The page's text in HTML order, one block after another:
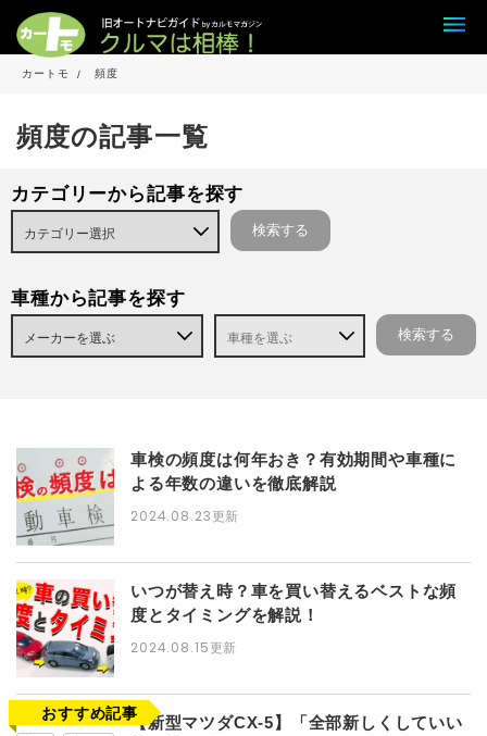
カートモ 頻度
頻度の記事一覧
カテゴリーから記事を探す
車種から記事を探す
車検の頻度は何年おき？有効期間や車種に
よる年数の違いを徹底解説
2024.08.23更新
いつが替え時？車を買い替えるベストな頻
度とタイミングを解説！
2024.08.15更新
【新型マツダCX-5】「全部新しくしていい